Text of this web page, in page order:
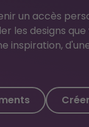
un accès
les designs que
inspiration,